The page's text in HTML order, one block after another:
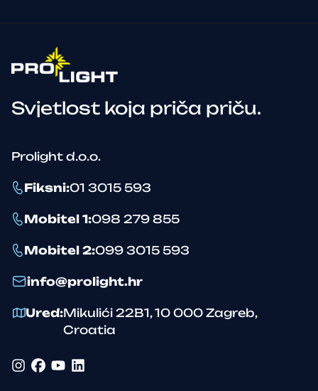
Svjetlost koja priča priču.
Prolight d.o.o.
Fiksni:01 3015 593
Mobitel 1:098 279 855
Mobitel 2:099 3015 593
info@prolight.hr
Ured:Mikulići 22B1,10 000 Zagreb,
Croatia